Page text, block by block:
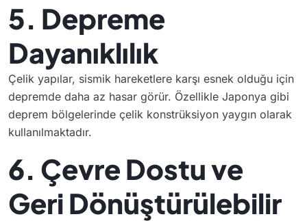
5. Depreme
Dayanıklılık
Çelik yapılar, sismik hareketlere karşı esnek olduğu için
depremde daha az hasar görür. Özellikle Japonya gibi
deprem bölgelerinde çelik konstrüksiyon yaygın olarak
kullanılmaktadır.
6. Çevre Dostu ve
Geri Dönüştürülebilir